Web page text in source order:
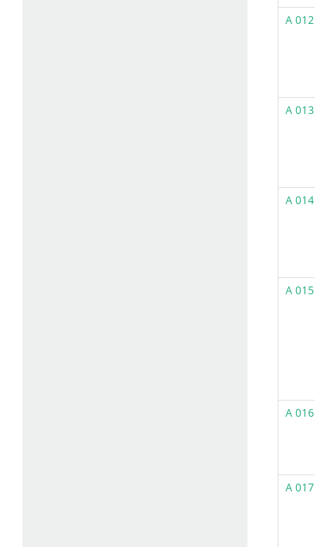
A 012
A 013
A 014
A 015
A 016
A 017